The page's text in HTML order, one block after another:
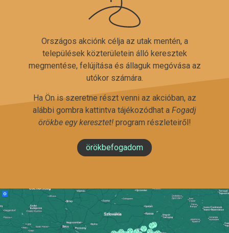
Országos akciónk célja az utak mentén, a
települések közterületein álló keresztek
megmentése, felújítása és állaguk megóvása az
utókor számára.
Ha Ön is szeretne részt venni az akcióban, az
alábbi gombra kattintva tájékozódhat a Fogadj
örökbe egy keresztet!program részleteiről!
örökbefogadom